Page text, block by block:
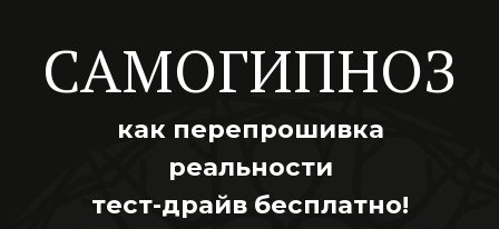
САМОГИПНОЗ
как перепрошивка
реальности
тест-драйв бесплатно!
Забрать в Личном
кабинете